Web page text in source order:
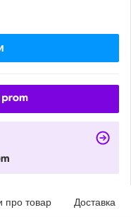
про товар Доставка